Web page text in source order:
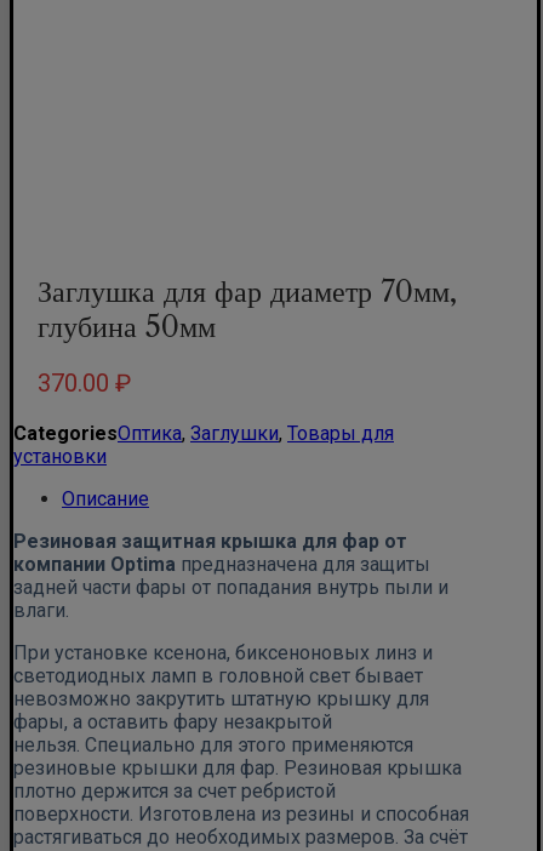
Заглушка для фар диаметр 70мм,
глубина 50мм
370.00 ₽
CategoriesОптика, Заглушки, Товары для
установки
Описание
Резиновая защитная крышка для фар от
компании Optima предназначена для защиты
задней части фары от попадания внутрь пыли и
влаги.
При установке ксенона, биксеноновых линз и
светодиодных ламп в головной свет бывает
невозможно закрутить штатную крышку для
фары, а оставить фару незакрытой
нельзя. Специально для этого применяются
резиновые крышки для фар. Резиновая крышка
плотно держится за счет ребристой
поверхности. Изготовлена из резины и способная
растягиваться до необходимых размеров. За счёт